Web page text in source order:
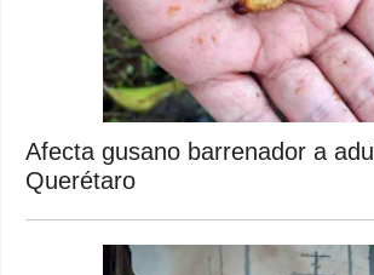
Afecta gusano barrenador a
Querétaro